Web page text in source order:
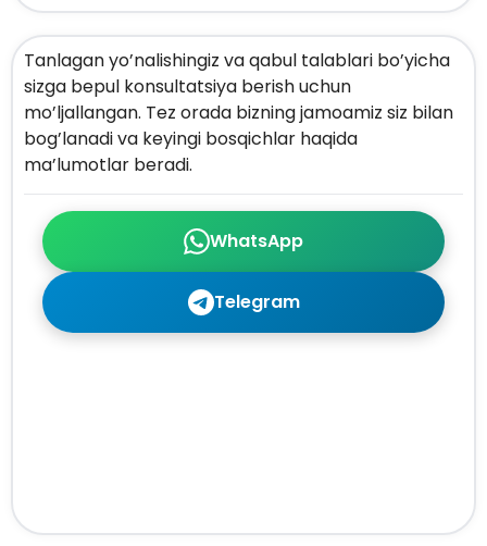
WhatsApp
Telegram
Tanlagan yo’nalishingiz va qabul talablari bo’yicha
sizga bepul konsultatsiya berish uchun
mo’ljallangan. Tez orada bizning jamoamiz siz bilan
bog’lanadi va keyingi bosqichlar haqida
ma’lumotlar beradi.